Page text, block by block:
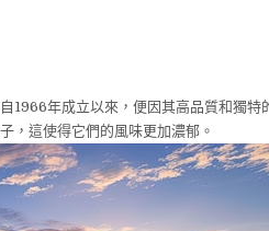
1966年成立以來，便因其高品質和獨特
，這使得它們的風味更加濃郁。